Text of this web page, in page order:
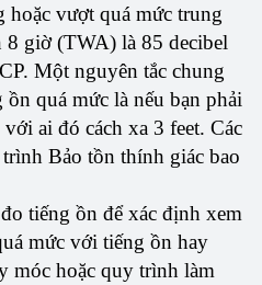
vượt quá mức trung
giờ (TWA) là 85 decibel
Một nguyên tắc chung
quá mức là nếu bạn phải
ai đó cách xa 3 feet. Các
Bảo tồn thính giác bao
tiếng ồn để xác định xem
mức với tiếng ồn hay
móc hoặc quy trình làm